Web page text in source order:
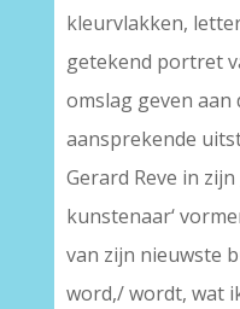
kleurvlakken,
getekend portret
omslag geven aan
aansprekende
Gerard Reve in
kunstenaar‘
van zijn nieuwste
word,/ wordt, wat